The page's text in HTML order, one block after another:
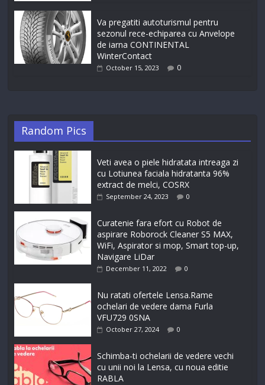
Va pregatiti autoturismul pentru
sezonul rece-echiparea cu Anvelope
de iarna CONTINENTAL
WinterContact
October 15, 2023 0
Random Pics
Veti avea o piele hidratata intreaga zi
cu Lotiunea faciala hidratanta 96%
extract de melci, COSRX
September 24, 2023 0
Curatenie fara efort cu Robot de
aspirare Roborock Cleaner S5 MAX,
WiFi, Aspirator si mop, Smart top-up,
Navigare LiDar
December 11, 2022 0
Nu ratati ofertele Lensa.Rame
ochelari de vedere dama Furla
VFU729 0SNA
October 27, 2024 0
Schimba-ti ochelarii de vedere vechi
cu unii noi la Lensa, cu noua editie
RABLA